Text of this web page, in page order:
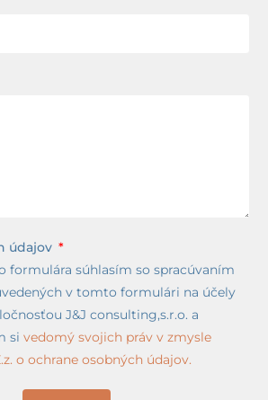
údajov
formulára súhlasím so spracúvaním
v tomto formulári na účely
J&J consulting,s.r.o. a
si vedomý svojich práv v zmysle
o ochrane osobných údajov.